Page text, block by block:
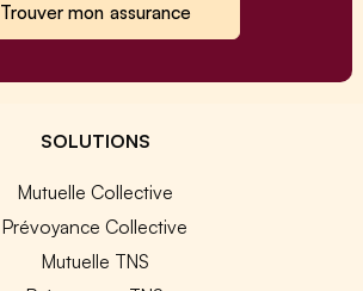
Trouver mon assurance
SOLUTIONS
Mutuelle Collective
Prévoyance Collective
Mutuelle TNS